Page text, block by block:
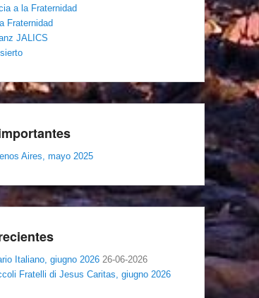
a la Fraternidad
Fraternidad
JALICS
Aires, mayo 2025
Italiano, giugno 2026 26-06-2026
Fratelli di Jesus Caritas, giugno 2026